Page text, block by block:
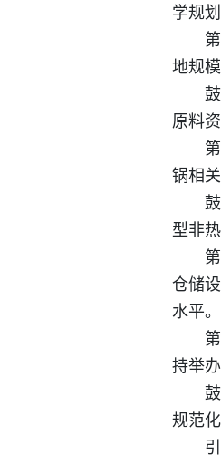
学规
地规
原料资
锅相
型非
仓储
水平。
持举
规范